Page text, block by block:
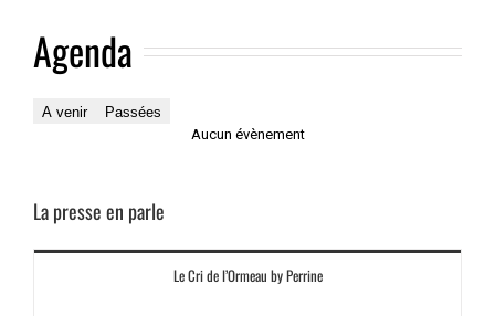
Agenda
A venir
Passées
Aucun évènement
La presse en parle
Le Cri de l’Ormeau by Perrine